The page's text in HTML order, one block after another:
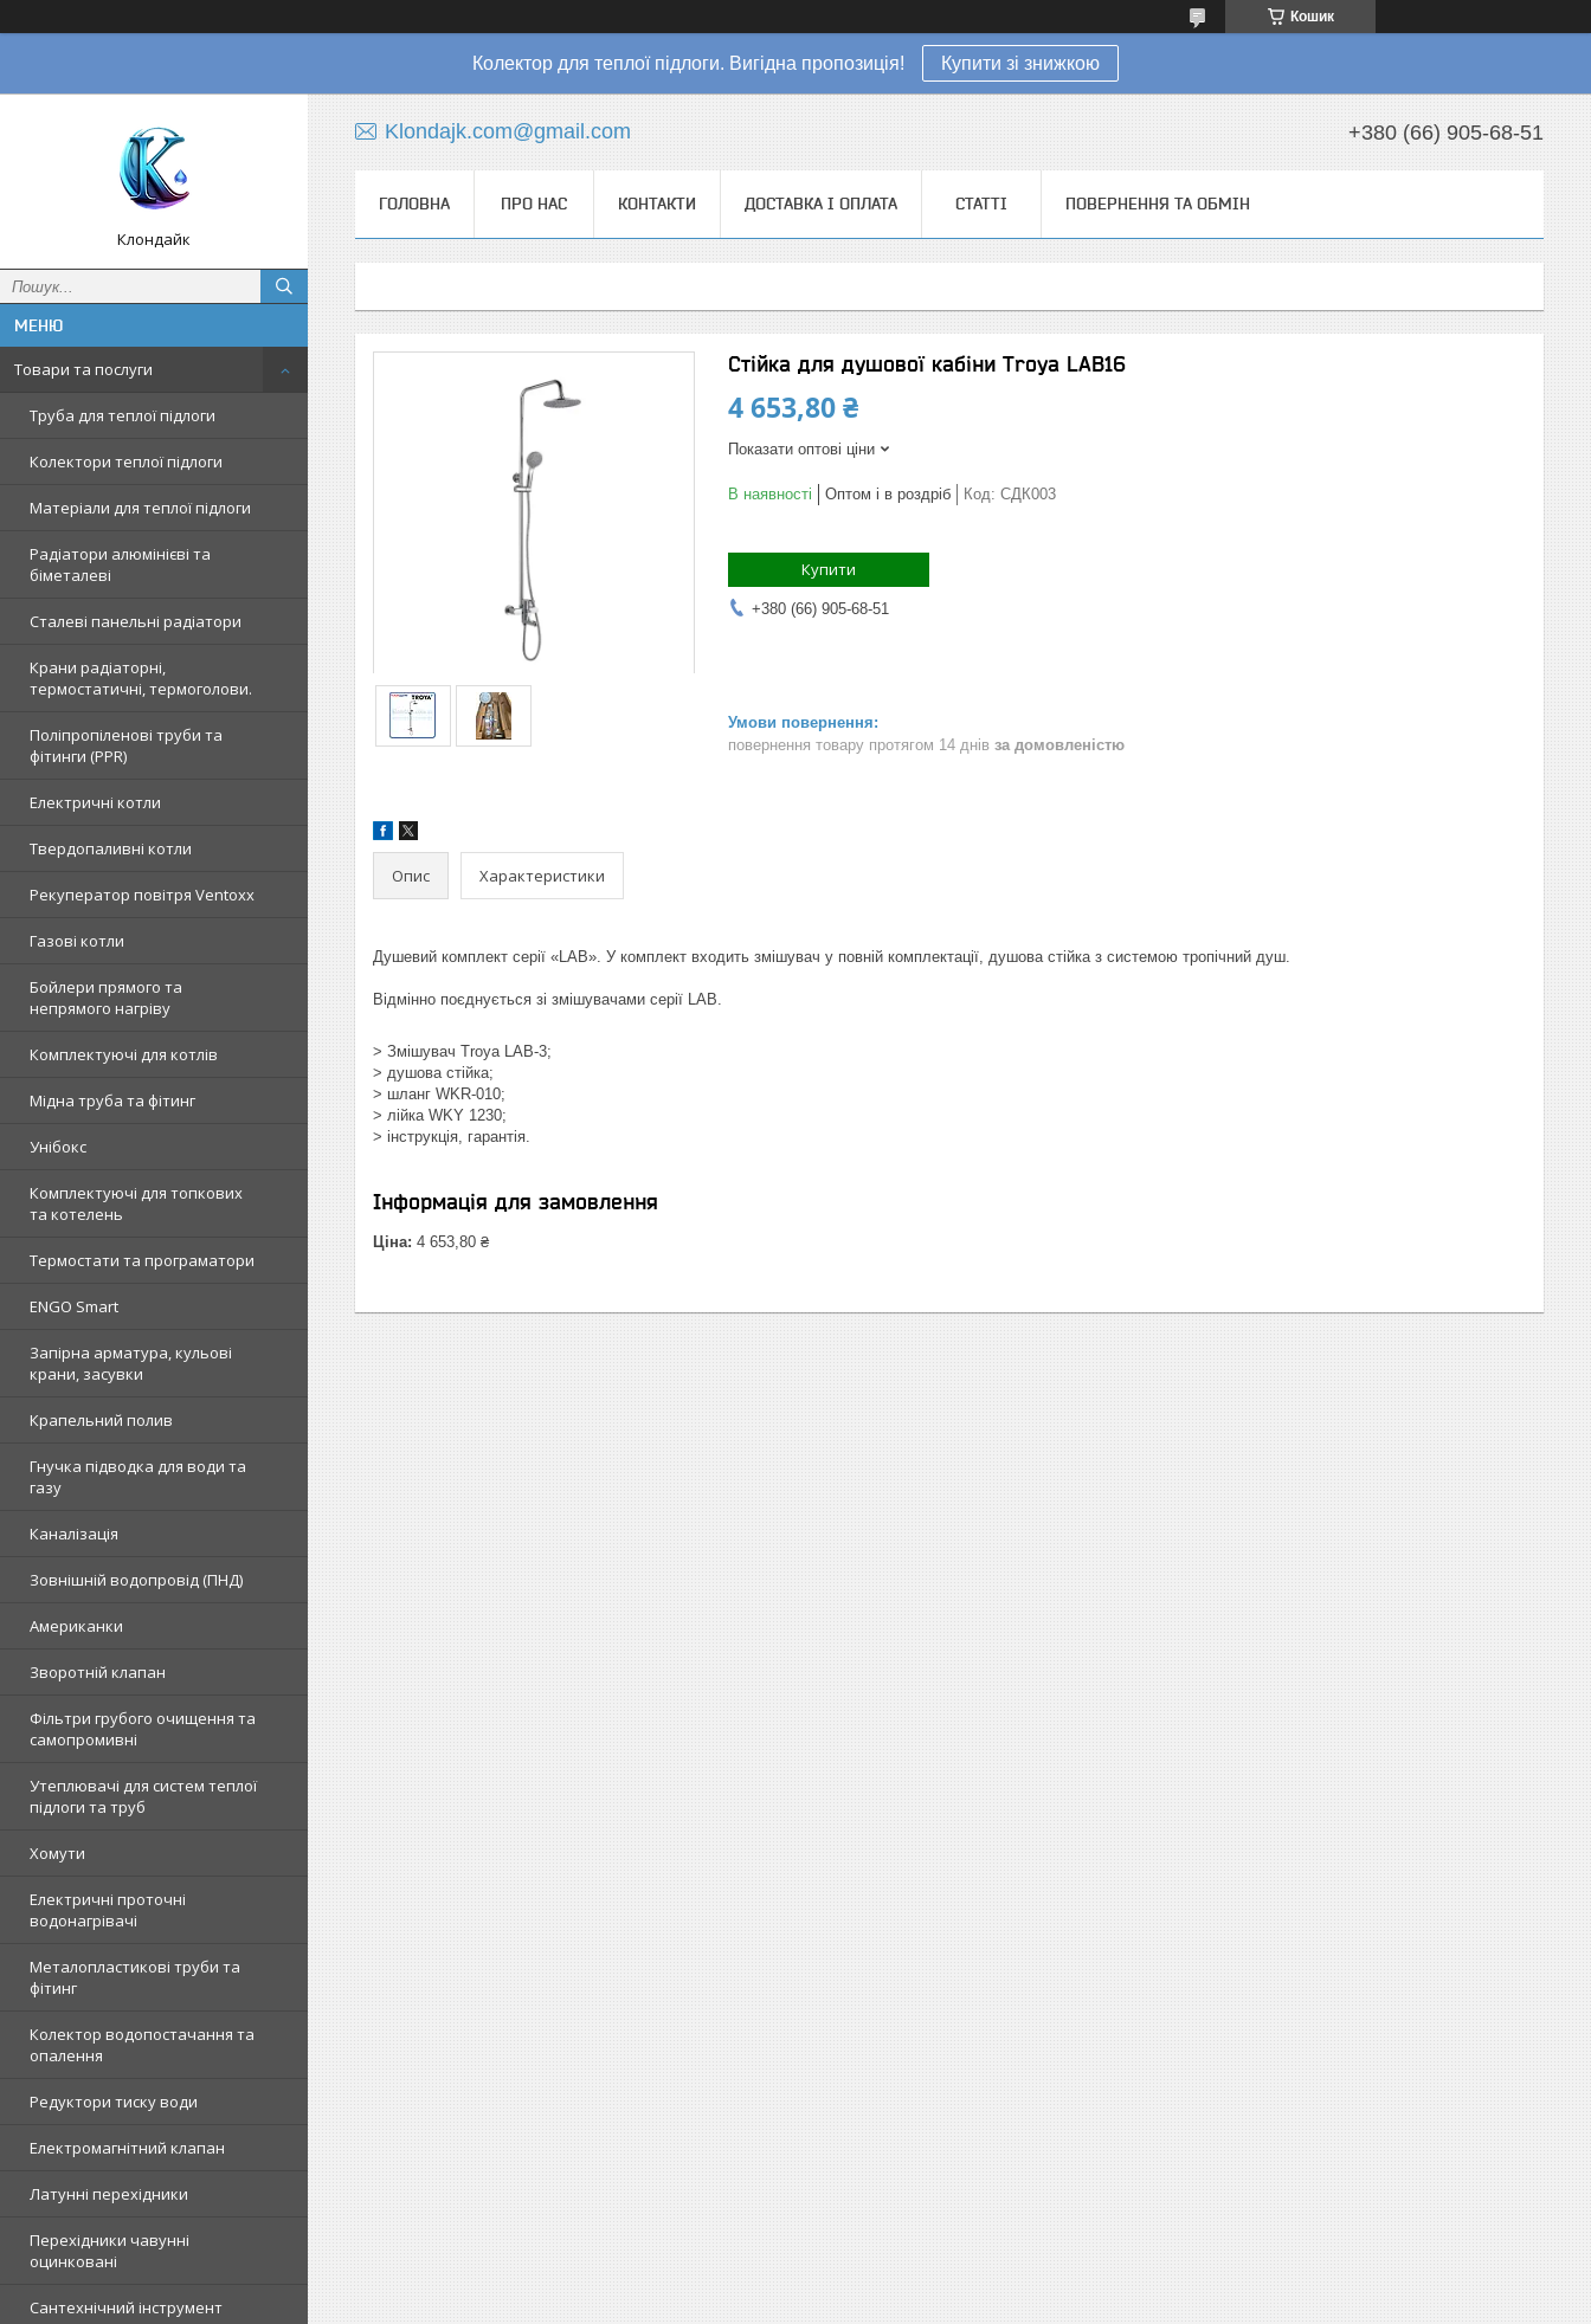
Кошик
Колектор для теплої підлоги. Вигідна пропозиція! Купити зі знижкою
Клондайк
Товари та послуги
Труба для теплої підлоги
Колектори теплої підлоги
Матеріали для теплої підлоги
Радіатори алюмінієві та
біметалеві
Сталеві панельні радіатори
Крани радіаторні,
термостатичні, термоголови.
Поліпропіленові труби та
фітинги (PPR)
Електричні котли
Твердопаливні котли
Рекуператор повітря Ventoxx
Газові котли
Бойлери прямого та
непрямого нагріву
Комплектуючі для котлів
Мідна труба та фітинг
Унібокс
Комплектуючі для топкових
та котелень
Термостати та програматори
ENGO Smart
Запірна арматура, кульові
крани, засувки
Крапельний полив
Гнучка підводка для води та
газу
Каналізація
Зовнішній водопровід (ПНД)
Американки
Зворотній клапан
Фільтри грубого очищення та
самопромивні
Утеплювачі для систем теплої
підлоги та труб
Хомути
Електричні проточні
водонагрівачі
Металопластикові труби та
фітинг
Колектор водопостачання та
опалення
Редуктори тиску води
Електромагнітний клапан
Латунні перехідники
Перехідники чавунні
оцинковані
Сантехнічний інструмент
Klondajk.com@gmail.com +380 (66) 905-68-51
ГОЛОВНА ПРО НАС КОНТАКТИ ДОСТАВКА І ОПЛАТА СТАТТІ ПОВЕРНЕННЯ ТА ОБМІН
Стійка для душової кабіни Troya LAB16
4 653,80 ₴
Показати оптові ціни
В наявності Оптом і в роздріб Код: СДК003
Купити
+380 (66) 905-68-51
повернення товару протягом 14 днів за домовленістю
Опис Характеристики
Душевий комплект серії «LAB». У комплект входить змішувач у повній комплектації, душова стійка з системою тропічний душ.
Відмінно поєднується зі змішувачами серії LAB.
> Змішувач Troya LAB-3;
> душова стійка;
> шланг WKR-010;
> лійка WKY 1230;
> інструкція, гарантія.
Інформація для замовлення
Ціна: 4 653,80 ₴